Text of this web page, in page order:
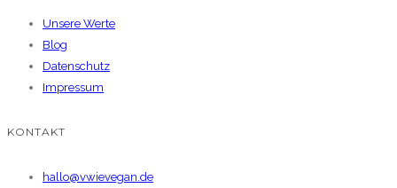
Unsere Werte
Blog
Datenschutz
Impressum
KONTAKT
hallo@vwievegan.de